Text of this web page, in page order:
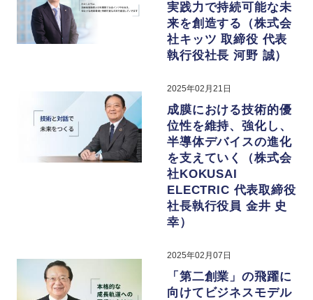
実践力で持続可能な未
来を創造する（株式会
社キッツ 取締役 代表
執行役社長 河野 誠）
2025年02月21日
成膜における技術的優
位性を維持、強化し、
半導体デバイスの進化
を支えていく（株式会
社KOKUSAI
ELECTRIC 代表取締役
社長執行役員 金井 史
幸）
2025年02月07日
「第二創業」の飛躍に
向けてビジネスモデル